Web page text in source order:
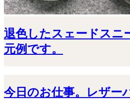
退色したスェードスニ
元例です。
今日のお仕事。レザー